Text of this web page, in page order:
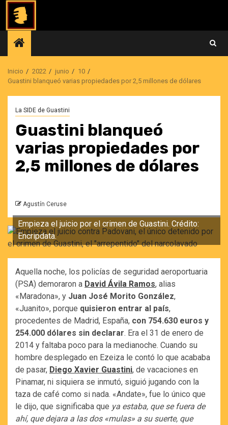
Saltar
contenido
Inicio 2022 junio
10
Guastini blanqueó varias propiedades por 2,5 millones de dólares
La SIDE de Guastini
Guastini blanqueó
varias propiedades por
2,5 millones de dólares
Agustín Ceruse
Empieza el juicio por el crimen de Guastini. Crédito:
Encripdata.
Aquella noche, los policías de seguridad aeroportuaria
(PSA) demoraron a David Ávila Ramos, alias
«Maradona», y Juan José Morito González,
«Juanito», porque quisieron entrar al país,
procedentes de Madrid, España, con 754.630 euros y
254.000 dólares sin declarar. Era el 31 de enero de
2014 y faltaba poco para la medianoche. Cuando su
hombre desplegado en Ezeiza le contó lo que acababa
de pasar, Diego Xavier Guastini, de vacaciones en
Pinamar, ni siquiera se inmutó, siguió jugando con la
taza de café como si nada. «Andate», fue lo único que
le dijo, que significaba que ya estaba, que se fuera de
ahí, que dejara a las dos «mulas» a su suerte, que